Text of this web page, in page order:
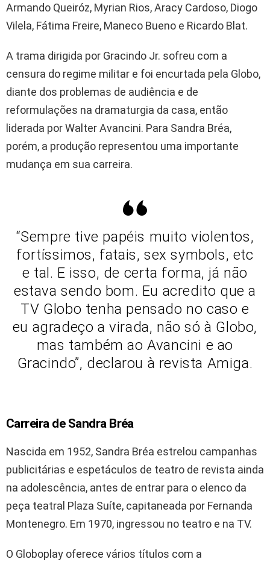
Armando Queiróz, Myrian Rios, Aracy Cardoso, Diogo
Vilela, Fátima Freire, Maneco Bueno e Ricardo Blat.
A trama dirigida por Gracindo Jr. sofreu com a
censura do regime militar e foi encurtada pela Globo,
diante dos problemas de audiência e de
reformulações na dramaturgia da casa, então
liderada por Walter Avancini. Para Sandra Bréa,
porém, a produção representou uma importante
mudança em sua carreira.
“Sempre tive papéis muito violentos,
fortíssimos, fatais, sex symbols, etc
e tal. E isso, de certa forma, já não
estava sendo bom. Eu acredito que a
TV Globo tenha pensado no caso e
eu agradeço a virada, não só à Globo,
mas também ao Avancini e ao
Gracindo”, declarou à revista Amiga.
Carreira de Sandra Bréa
Nascida em 1952, Sandra Bréa estrelou campanhas
publicitárias e espetáculos de teatro de revista ainda
na adolescência, antes de entrar para o elenco da
peça teatral Plaza Suíte, capitaneada por Fernanda
Montenegro. Em 1970, ingressou no teatro e na TV.
O Globoplay oferece vários títulos com a